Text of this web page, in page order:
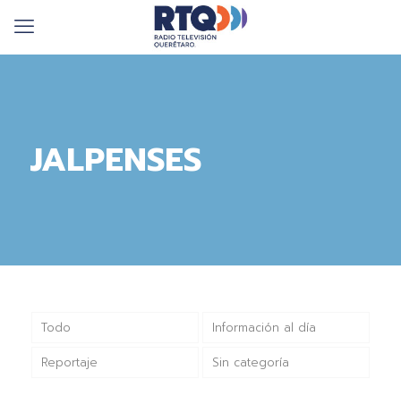
JALPENSES
Todo Información al día
Reportaje Sin categoría